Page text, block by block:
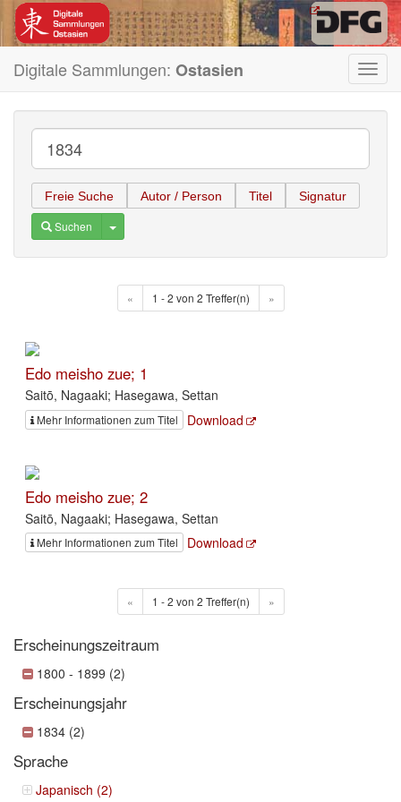
Digitale Sammlungen: Ostasien
Freie Suche Autor / Person Titel Signatur
Suchen Toggle Dropdown
« 1 - 2 von 2 Treffer(n) »
Edo meisho zue; 1
Saitō, Nagaaki; Hasegawa, Settan
Mehr Informationen zum Titel Download
Edo meisho zue; 2
Saitō, Nagaaki; Hasegawa, Settan
Mehr Informationen zum Titel Download
« 1 - 2 von 2 Treffer(n) »
Erscheinungszeitraum
1800 - 1899 (2)
Erscheinungsjahr
1834 (2)
Sprache
Japanisch (2)